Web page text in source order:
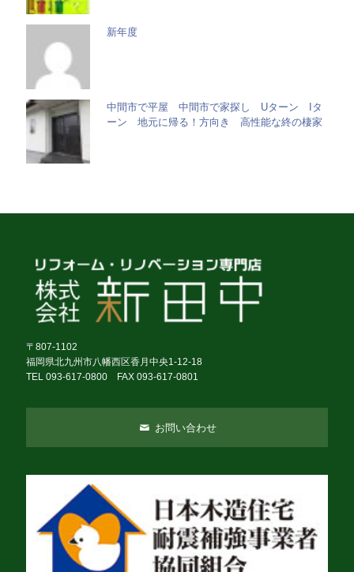
新年度
中間市で平屋 中間市で家探し Uターン Iタ
ーン 地元に帰る！方向き 高性能な終の棲家
〒807-1102
福岡県北九州市八幡西区香月中央1-12-18
TEL 093-617-0800 FAX 093-617-0801
お問い合わせ